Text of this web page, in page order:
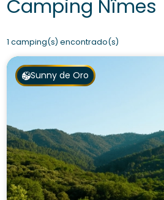
Camping Nîmes
1 camping(s) encontrado(s)
Sunny de Oro